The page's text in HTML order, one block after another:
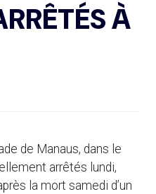
À
de Manaus, dans le
arrêtés lundi,
la mort samedi d’un